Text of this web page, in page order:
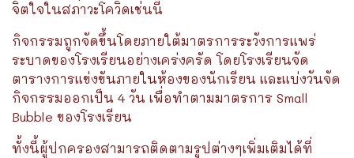
จิตใจในสภาวะโควิดเช่นนี้
กิจกรรมถูกจัดขึ้นโดยภายใต้มาตรการระวังการแพร่
ระบาดของโรงเรียนอย่างเคร่งครัด โดยโรงเรียนจัด
ตารางการแข่งขันภายในห้องของนักเรียน และแบ่งวันจัด
กิจกรรมออกเป็น 4 วัน เพื่อทำตามมาตรการ Small
Bubble ของโรงเรียน
ทั้งนี้ผู้ปกครองสามารถติดตามรูปต่างๆเพิ่มเติมได้ที่